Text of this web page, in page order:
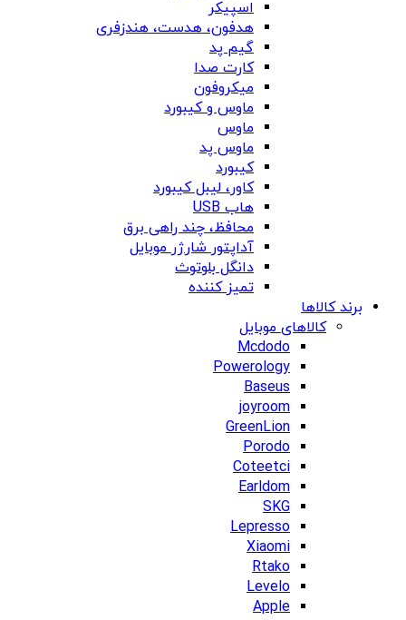
اسپیکر
هدفون، هدست، هندزفری
گیم پد
کارت صدا
میکروفون
ماوس و کیبورد
ماوس
ماوس پد
کیبورد
کاور، لیبل کیبورد
هاب USB
محافظ، چند راهی برق
آداپتور شارژر موبایل
دانگل بلوتوث
تمیز کننده
برند کالاها
کالاهای موبایل
Mcdodo
Powerology
Baseus
joyroom
GreenLion
Porodo
Coteetci
Earldom
SKG
Lepresso
Xiaomi
Rtako
Levelo
Apple